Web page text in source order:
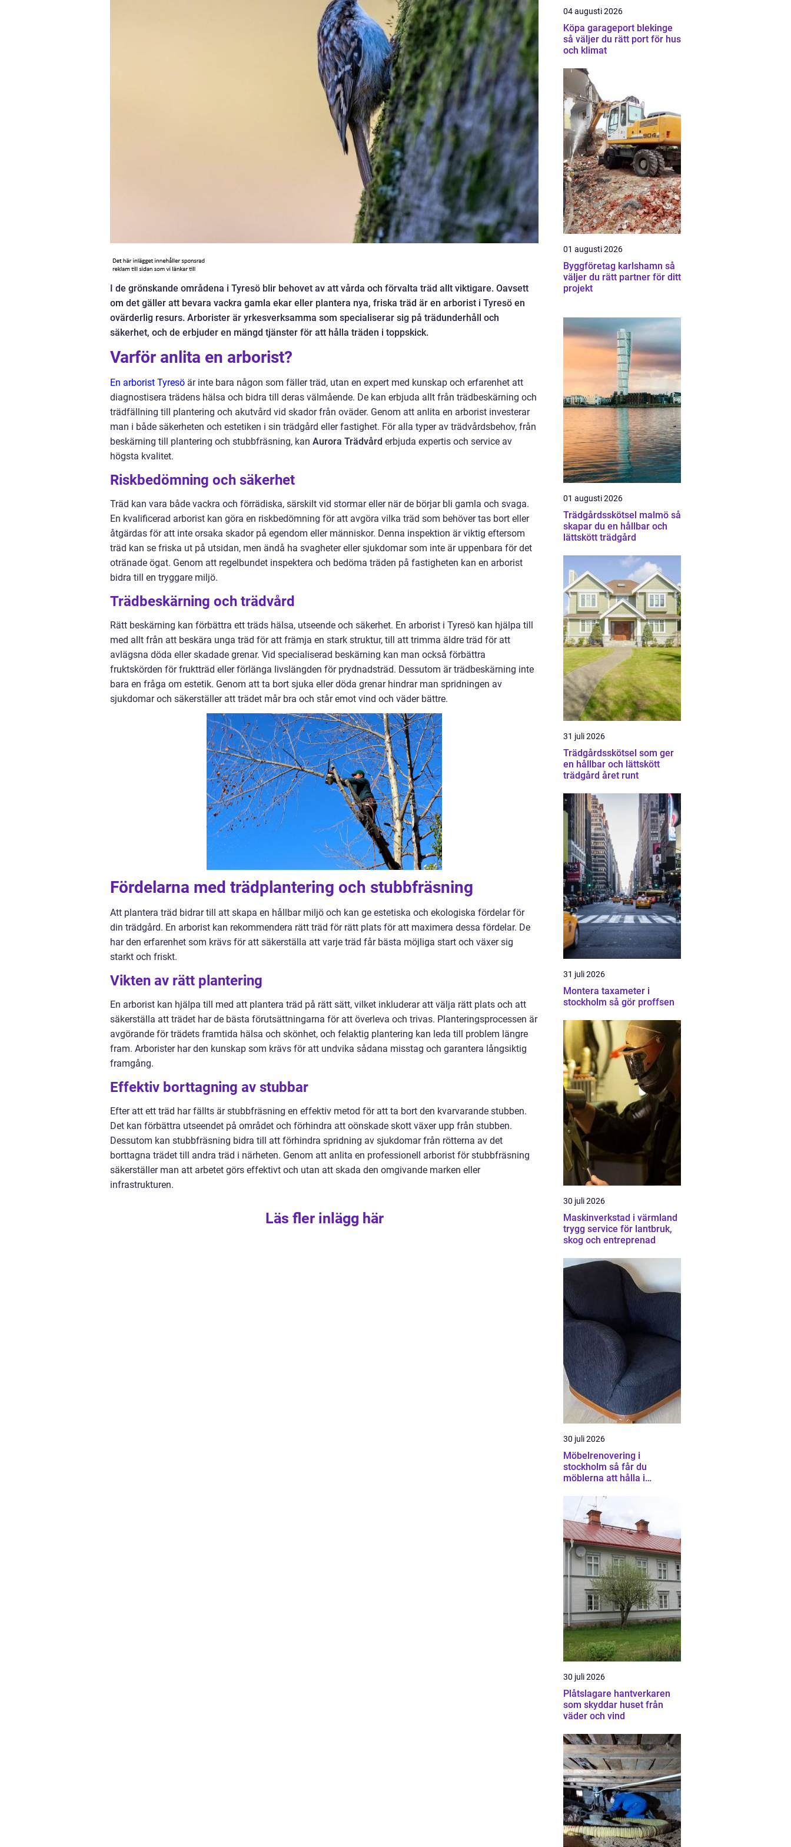
I de grönskande områdena i Tyresö blir behovet av att vårda och förvalta träd allt viktigare. Oavsett
om det gäller att bevara vackra gamla ekar eller plantera nya, friska träd är en arborist i Tyresö en
ovärderlig resurs. Arborister är yrkesverksamma som specialiserar sig på trädunderhåll och
säkerhet, och de erbjuder en mängd tjänster för att hålla träden i toppskick.
Varför anlita en arborist?
En arborist Tyresö är inte bara någon som fäller träd, utan en expert med kunskap och erfarenhet att
diagnostisera trädens hälsa och bidra till deras välmående. De kan erbjuda allt från trädbeskärning och
trädfällning till plantering och akutvård vid skador från oväder. Genom att anlita en arborist investerar
man i både säkerheten och estetiken i sin trädgård eller fastighet. För alla typer av trädvårdsbehov, från
beskärning till plantering och stubbfräsning, kan Aurora Trädvård erbjuda expertis och service av
högsta kvalitet.
Riskbedömning och säkerhet
Träd kan vara både vackra och förrädiska, särskilt vid stormar eller när de börjar bli gamla och svaga.
En kvalificerad arborist kan göra en riskbedömning för att avgöra vilka träd som behöver tas bort eller
åtgärdas för att inte orsaka skador på egendom eller människor. Denna inspektion är viktig eftersom
träd kan se friska ut på utsidan, men ändå ha svagheter eller sjukdomar som inte är uppenbara för det
otränade ögat. Genom att regelbundet inspektera och bedöma träden på fastigheten kan en arborist
bidra till en tryggare miljö.
Trädbeskärning och trädvård
Rätt beskärning kan förbättra ett träds hälsa, utseende och säkerhet. En arborist i Tyresö kan hjälpa till
med allt från att beskära unga träd för att främja en stark struktur, till att trimma äldre träd för att
avlägsna döda eller skadade grenar. Vid specialiserad beskärning kan man också förbättra
fruktskörden för fruktträd eller förlänga livslängden för prydnadsträd. Dessutom är trädbeskärning inte
bara en fråga om estetik. Genom att ta bort sjuka eller döda grenar hindrar man spridningen av
sjukdomar och säkerställer att trädet mår bra och står emot vind och väder bättre.
Fördelarna med trädplantering och stubbfräsning
Att plantera träd bidrar till att skapa en hållbar miljö och kan ge estetiska och ekologiska fördelar för
din trädgård. En arborist kan rekommendera rätt träd för rätt plats för att maximera dessa fördelar. De
har den erfarenhet som krävs för att säkerställa att varje träd får bästa möjliga start och växer sig
starkt och friskt.
Vikten av rätt plantering
En arborist kan hjälpa till med att plantera träd på rätt sätt, vilket inkluderar att välja rätt plats och att
säkerställa att trädet har de bästa förutsättningarna för att överleva och trivas. Planteringsprocessen är
avgörande för trädets framtida hälsa och skönhet, och felaktig plantering kan leda till problem längre
fram. Arborister har den kunskap som krävs för att undvika sådana misstag och garantera långsiktig
framgång.
Effektiv borttagning av stubbar
Efter att ett träd har fällts är stubbfräsning en effektiv metod för att ta bort den kvarvarande stubben.
Det kan förbättra utseendet på området och förhindra att oönskade skott växer upp från stubben.
Dessutom kan stubbfräsning bidra till att förhindra spridning av sjukdomar från rötterna av det
borttagna trädet till andra träd i närheten. Genom att anlita en professionell arborist för stubbfräsning
säkerställer man att arbetet görs effektivt och utan att skada den omgivande marken eller
infrastrukturen.
Läs fler inlägg här
04 augusti 2026
Köpa garageport blekinge
så väljer du rätt port för hus
och klimat
01 augusti 2026
Byggföretag karlshamn så
väljer du rätt partner för ditt
projekt
01 augusti 2026
Trädgårdsskötsel malmö så
skapar du en hållbar och
lättskött trädgård
31 juli 2026
Trädgårdsskötsel som ger
en hållbar och lättskött
trädgård året runt
31 juli 2026
Montera taxameter i
stockholm så gör proffsen
30 juli 2026
Maskinverkstad i värmland
trygg service för lantbruk,
skog och entreprenad
30 juli 2026
Möbelrenovering i
stockholm så får du
möblerna att hålla i
30 juli 2026
Plåtslagare hantverkaren
som skyddar huset från
väder och vind